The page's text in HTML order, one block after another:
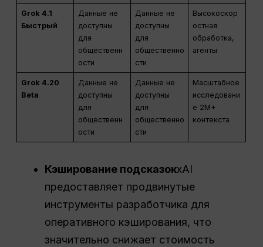
Grok 4.1
Быстрый
Данные не
доступны
для
общественн
ости
Данные не
доступны
для
общественно
сти
Высокоскор
остная
обработка,
агенты
Grok 4.20
Beta
Данные не
доступны
для
общественн
ости
Данные не
доступны
для
общественно
сти
Масштабное
исследовани
е 2M+
контекста
Кэширование подсказокxAI
предоставляет продвинутые
инструменты разработчика для
оперативного кэширования, что
значительно снижает стоимость